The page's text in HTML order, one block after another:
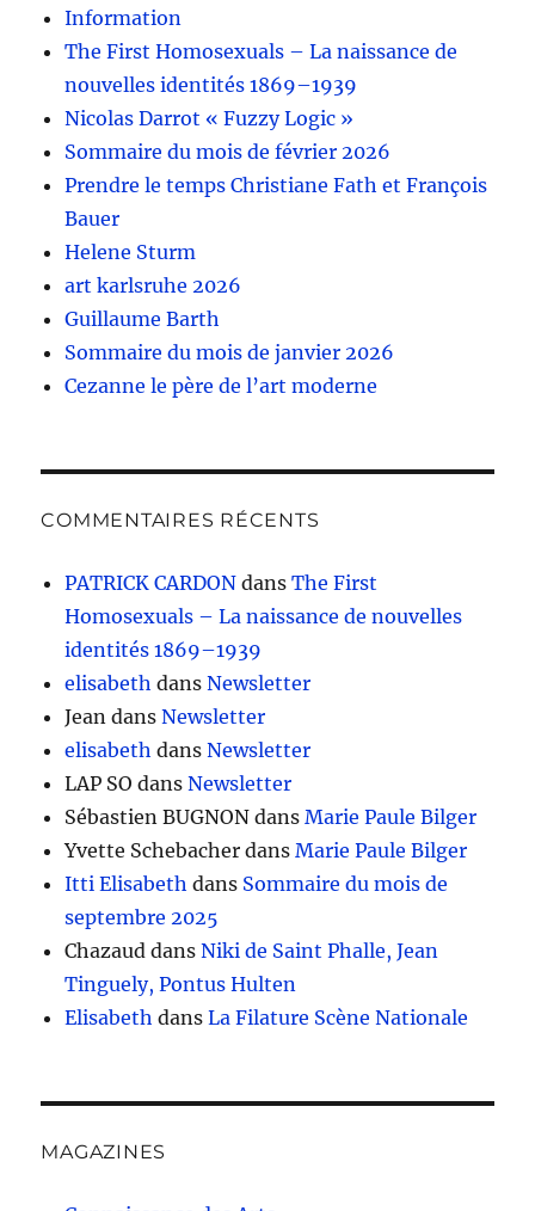
Information
The First Homosexuals – La naissance de
nouvelles identités 1869–1939
Nicolas Darrot « Fuzzy Logic »
Sommaire du mois de février 2026
Prendre le temps Christiane Fath et François
Bauer
Helene Sturm
art karlsruhe 2026
Guillaume Barth
Sommaire du mois de janvier 2026
Cezanne le père de l’art moderne
COMMENTAIRES RÉCENTS
PATRICK CARDON dansThe First
Homosexuals – La naissance de nouvelles
identités 1869–1939
elisabeth dansNewsletter
Jean dansNewsletter
elisabeth dansNewsletter
LAP SO dansNewsletter
Sébastien BUGNON dansMarie Paule Bilger
Yvette Schebacher dansMarie Paule Bilger
Itti Elisabeth dans Sommaire du mois de
septembre 2025
Chazaud dansNiki de Saint Phalle, Jean
Tinguely, Pontus Hulten
Elisabeth dansLa Filature Scène Nationale
MAGAZINES